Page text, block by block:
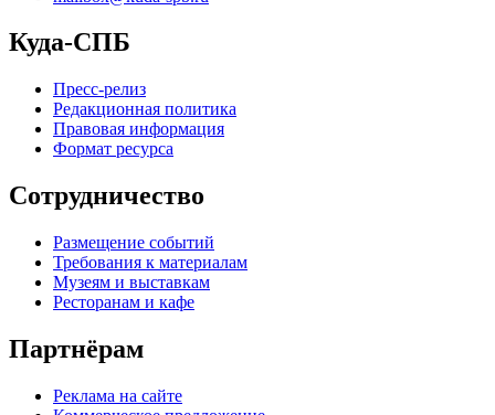
Куда-СПБ
Пресс-релиз
Редакционная политика
Правовая информация
Формат ресурса
Сотрудничество
Размещение событий
Требования к материалам
Музеям и выставкам
Ресторанам и кафе
Партнёрам
Реклама на сайте